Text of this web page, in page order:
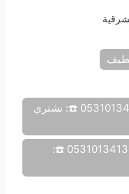
شراء حديد سكراب في القطيف 0531013413 ☎️: نشتري
شراء سكراب مكيفات في القطيف 0531013413 ☎️: